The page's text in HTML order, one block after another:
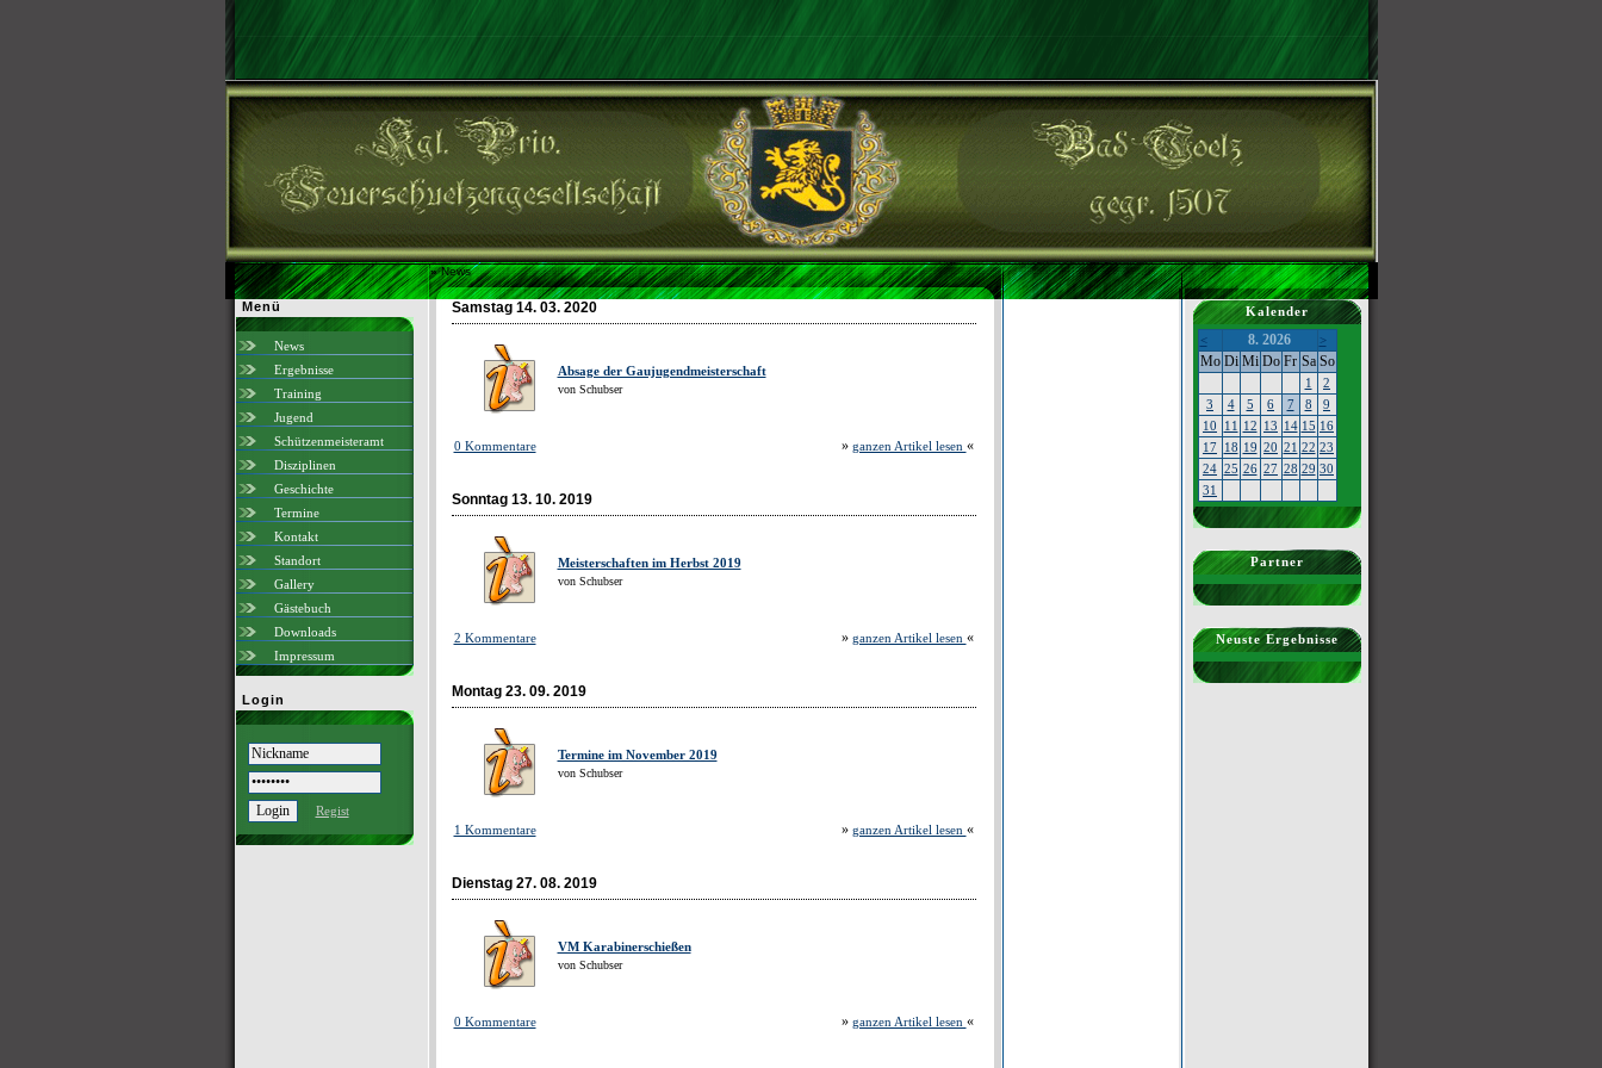
»News
Menü
News
Ergebnisse
Training
Jugend
Schützenmeisteramt
Disziplinen
Geschichte
Termine
Kontakt
Standort
Gallery
Gästebuch
Downloads
Impressum
Login
Regist
Samstag 14. 03. 2020
Absage der Gaujugendmeisterschaft
von Schubser
0 Kommentare » ganzen Artikel lesen «
Sonntag 13. 10. 2019
Meisterschaften im Herbst 2019
von Schubser
2 Kommentare » ganzen Artikel lesen «
Montag 23. 09. 2019
Termine im November 2019
von Schubser
1 Kommentare » ganzen Artikel lesen «
Dienstag 27. 08. 2019
VM Karabinerschießen
von Schubser
0 Kommentare » ganzen Artikel lesen «
Kalender
<
8. 2026 >
Mo Di Mi Do Fr Sa So
1
2
3
4 5 6 7 8
9
10
11 12 13 14 15 16
17 18 19 20 21 22 23
24 25 26 27 28 29 30
31
Partner
Neuste Ergebnisse